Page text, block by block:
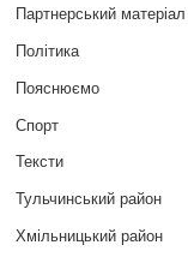
Партнерський матеріал
Політика
Пояснюємо
Спорт
Тексти
Тульчинський район
Хмільницький район